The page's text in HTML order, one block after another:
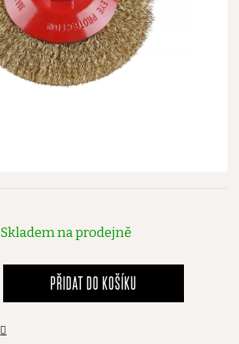
Skladem na prodejně
PŘIDAT DO KOŠÍKU